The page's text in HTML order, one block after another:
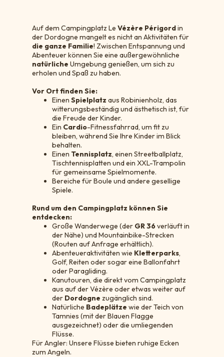
Auf dem Campingplatz Le Vézère Périgordin
der Dordogne mangelt es nicht an Aktivitäten für
die ganze Familie! Zwischen Entspannung und
Abenteuer können Sie eine außergewöhnliche
natürliche Umgebung genießen, um sich zu
erholen und Spaß zu haben.
Vor Ort finden Sie:
Einen Spielplatz aus Robinienholz, das
witterungsbeständig und ästhetisch ist, für
die Freude der Kinder.
Ein Cardio-Fitnessfahrrad, um fit zu
bleiben, während Sie Ihre Kinder im Blick
behalten.
Einen Tennisplatz, einen Streetballplatz,
Tischtennisplatten und ein XXL-Trampolin
für gemeinsame Spielmomente.
Bereiche für Boule und andere gesellige
Spiele.
Rund um den Campingplatz können Sie
entdecken:
Große Wanderwege (der GR 36verläuft in
der Nähe) und Mountainbike-Strecken
(Routen auf Anfrage erhältlich).
Abenteueraktivitäten wie Kletterparks,
Golf, Reiten oder sogar eine Ballonfahrt
oder Paragliding.
Kanutouren, die direkt vom Campingplatz
aus auf der Vézère oder etwas weiter auf
der Dordogne zugänglich sind.
Natürliche Badeplätze wie der Teich von
Tamnies (mit der Blauen Flagge
ausgezeichnet) oder die umliegenden
Flüsse.
Für Angler: Unsere Flüsse bieten ruhige Ecken
zum Angeln.